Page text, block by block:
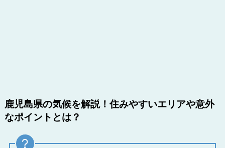
鹿児島県の気候を解説！住みやすいエリアや意外
なポイントとは？